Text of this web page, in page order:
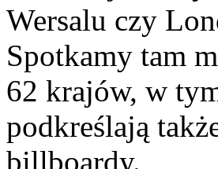
Wersalu czy
Spotkamy tam
62 krajów, w
podkreślają
billboardy.